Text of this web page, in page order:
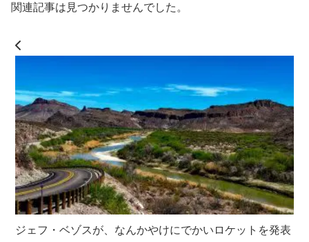
関連記事は見つかりませんでした。
ジェフ・ベゾスが、なんかやけにでかいロケットを発表